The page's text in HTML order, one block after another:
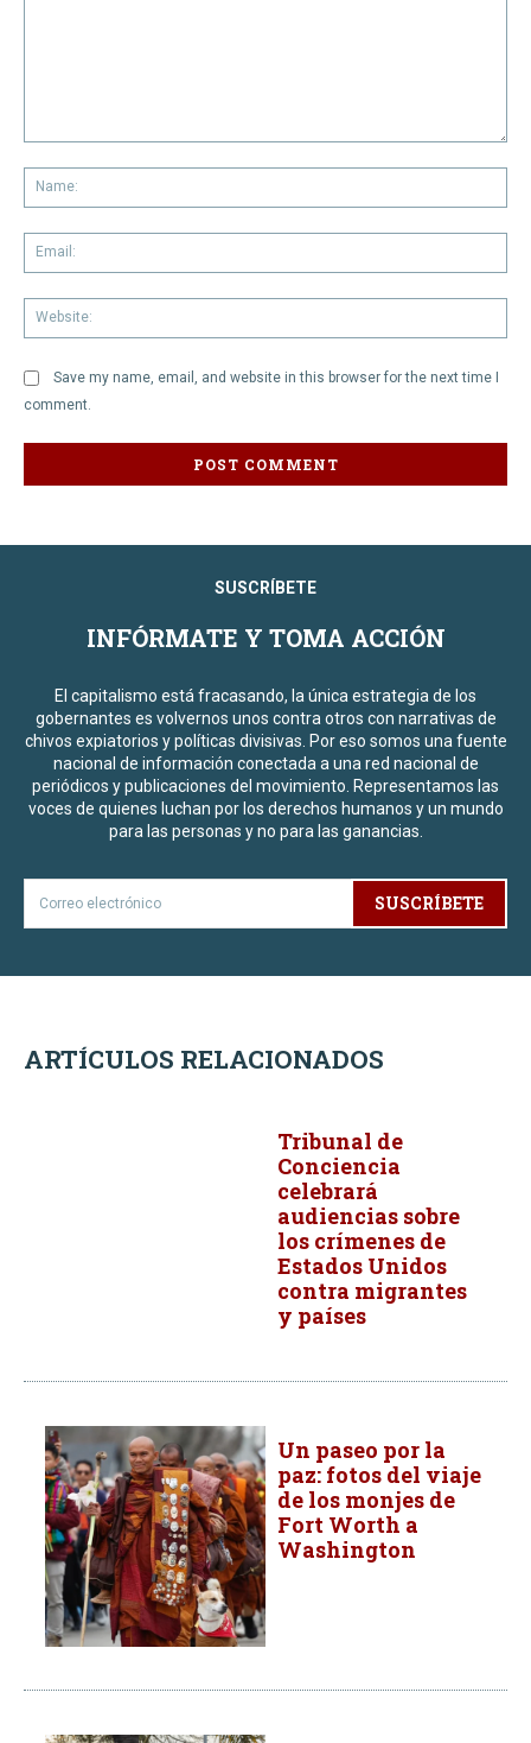
Save my name, email, and website in this browser for the next time I
comment.
SUSCRÍBETE
INFÓRMATE Y TOMA ACCIÓN
El capitalismo está fracasando, la única estrategia de los
gobernantes es volvernos unos contra otros con narrativas de
chivos expiatorios y políticas divisivas. Por eso somos una fuente
nacional de información conectada a una red nacional de
periódicos y publicaciones del movimiento. Representamos las
voces de quienes luchan por los derechos humanos y un mundo
para las personas y no para las ganancias.
SUSCRÍBETE
ARTÍCULOS RELACIONADOS
Tribunal de
Conciencia
celebrará
audiencias sobre
los crímenes de
Estados Unidos
contra migrantes
y países
Un paseo por la
paz: fotos del viaje
de los monjes de
Fort Worth a
Washington